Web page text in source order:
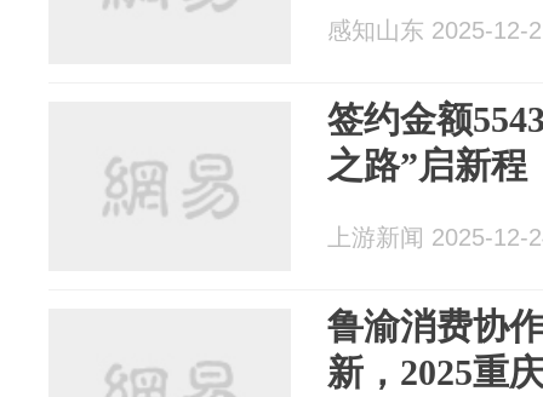
感知山东 2025-12-
签约金额
之路”启新程
上游新闻 2025-12-
鲁渝消费协
新，2025重